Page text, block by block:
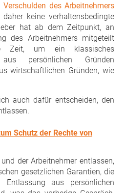
des Arbeitnehmers
keine verhaltensbedingte
hat ab dem Zeitpunkt, an
des Arbeitnehmers mitgeteilt
Zeit, um ein klassisches
aus persönlichen Gründen
wirtschaftlichen Gründen, wie
auch dafür entscheiden, den
Schutz der Rechte von
der Arbeitnehmer entlassen,
gesetzlichen Garantien, die
aus persönlichen